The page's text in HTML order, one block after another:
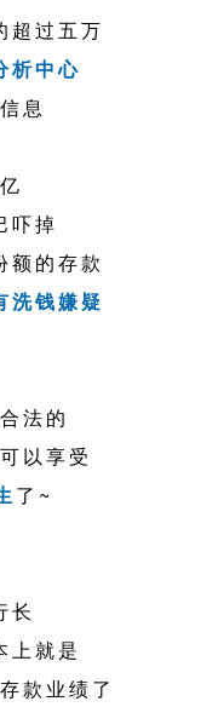
超过五万
析中心
息
吓掉
额的存款
洗钱嫌疑
法的
以享受
了~
长
上就是
款业绩了